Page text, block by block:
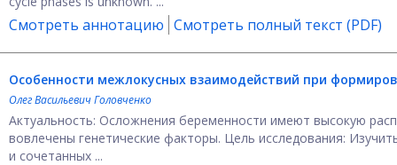
Смотреть аннотацию Смотреть полный текст (PDF)
Особенности межлокусных взаимодействий при
Олег Васильевич Головченко
Актуальность: Осложнения беременности имеют высокую
вовлечены генетические факторы. Цель исследования:
и сочетанных ...